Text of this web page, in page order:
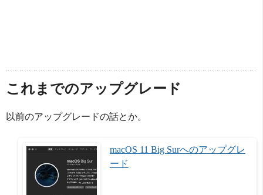
これまでのアップグレード
以前のアップグレードの話とか。
macOS 11 Big Surへのアップグレ
ード